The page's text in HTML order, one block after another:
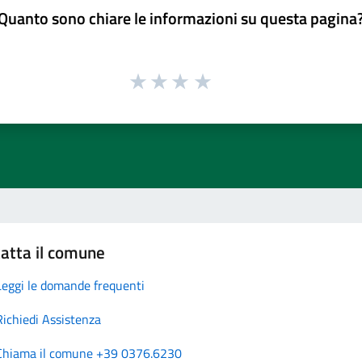
sono chiare le informazioni su questa
il comune
le domande frequenti
Assistenza
il comune +39 0376.6230